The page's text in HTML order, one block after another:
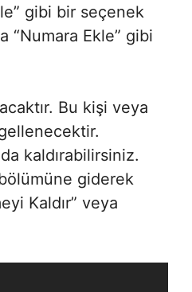
gibi bir seçenek
“Numara Ekle” gibi
Bu kişi veya
kaldırabilirsiniz.
giderek
Kaldır” veya